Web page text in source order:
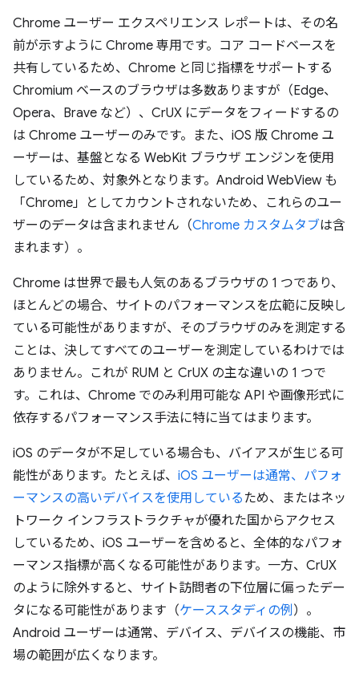
Chrome ユーザー エクスペリエンス レポートは、その名
前が示すように Chrome 専用です。コア コードベースを
共有しているため、Chrome と同じ指標をサポートする
Chromium ベースのブラウザは多数ありますが（Edge、
Opera、Brave など）、CrUX にデータをフィードするの
は Chrome ユーザーのみです。また、iOS 版 Chrome ユ
ーザーは、基盤となる WebKit ブラウザ エンジンを使用
しているため、対象外となります。Android WebView も
「Chrome」としてカウントされないため、これらのユー
ザーのデータは含まれません（Chrome カスタムタブは含
まれます）。
Chrome は世界で最も人気のあるブラウザの 1 つであり、
ほとんどの場合、サイトのパフォーマンスを広範に反映し
ている可能性がありますが、そのブラウザのみを測定する
ことは、決してすべてのユーザーを測定しているわけでは
ありません。これが RUM と CrUX の主な違いの 1 つで
す。これは、Chrome でのみ利用可能な API や画像形式に
依存するパフォーマンス手法に特に当てはまります。
iOS のデータが不足している場合も、バイアスが生じる可
能性があります。たとえば、 iOS ユーザーは通常、パフォ
ーマンスの高いデバイスを使用している ため、またはネッ
トワーク インフラストラクチャが優れた国からアクセス
しているため、iOS ユーザーを含めると、全体的なパフォ
ーマンス指標が高くなる可能性があります。一方、CrUX
のように除外すると、サイト訪問者の下位層に偏ったデー
タになる可能性があります（ケーススタディの例）。
Android ユーザーは通常、デバイス、デバイスの機能、市
場の範囲が広くなります。